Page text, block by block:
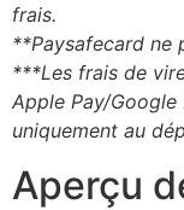
frais.
**Paysafecard ne
***Les frais de
Apple Pay/Google
uniquement au
Aperçu